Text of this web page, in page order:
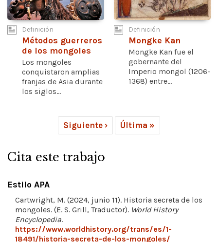
Definición
Métodos guerreros
de los mongoles
Los mongoles
conquistaron amplias
franjas de Asia durante
los siglos...
Definición
Mongke Kan
Mongke Kan fue el
gobernante del
Imperio mongol (1206-
1368) entre...
Siguiente › Última »
Cita este trabajo
Estilo APA
Cartwright, M. (2024, junio 11). Historia secreta de los
mongoles. (E. S. Grill, Traductor). World History
Encyclopedia.
https://www.worldhistory.org/trans/es/1-
18491/historia-secreta-de-los-mongoles/